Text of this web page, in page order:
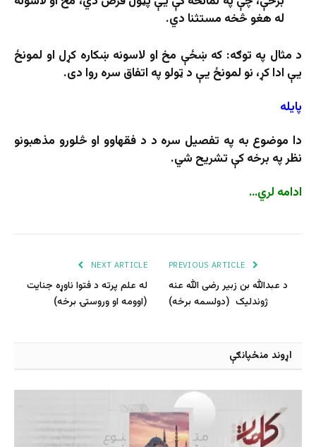
له هغو څخه مستثنا دي.
د مثال په توګه: که ښځې مخ او لاسونه ښکاره کړل او لمونځ
یې ادا کړ، نو لمونځ یې د ټولو په اتفاق سره روا دی.
پایله
دا موضوع به په تفصیل سره د د فقهاوو او څلورو مذهبونو
نظر په برخه کې تشریح شي.
ادامه لري…
د عبدالله بن زبیر رضی الله عنه
ژوندلیک (دولسمه برخه)
NEXT ARTICLE
له علم پرته د فتوا ناوړه جنایت
(اوومه او وروستۍ برخه)
اړوند منځپانګې